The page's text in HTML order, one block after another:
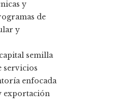
y
de
y
semilla
servicios
enfocada
exportación